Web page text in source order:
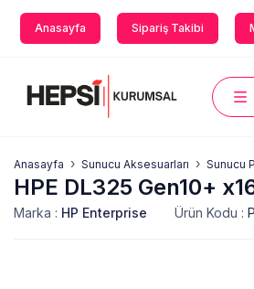
Anasayfa Sipariş Takibi
Anasayfa Sunucu Aksesuarları Sunucu
HPE DL325 Gen10+
Marka : HP Enterprise Ürün Kodu :